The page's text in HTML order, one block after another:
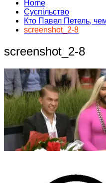
Home
Суспільство
Кто Павел Петель,
screenshot_2-8
screenshot_2-8